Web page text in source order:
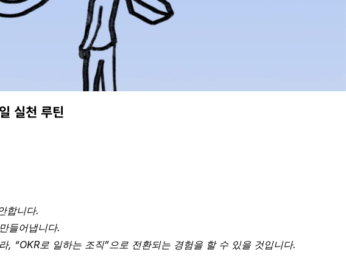
실천 루틴
합니다.
들어냅니다.
, “OKR로 일하는 조직”으로 전환되는 경험을 할 수 있을 것입니다.